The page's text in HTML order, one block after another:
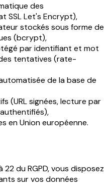
des
SSL Let's Encrypt),
stockés sous forme de
(bcrypt),
par identifiant et mot
tentatives (rate-
de la base de
(URL signées, lecture par
en Union européenne.
du RGPD, vous disposez
sur vos données